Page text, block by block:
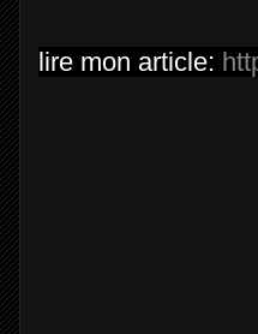
lire mon article: